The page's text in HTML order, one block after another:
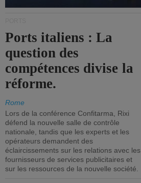
Ports italiens : La
question des
compétences divise la
réforme.
Rome
Lors de la conférence Confitarma, Rixi
défend la nouvelle salle de contrôle
nationale, tandis que les experts et les
opérateurs demandent des
éclaircissements sur les relations avec les
fournisseurs de services publicitaires et
sur les ressources de la nouvelle société.